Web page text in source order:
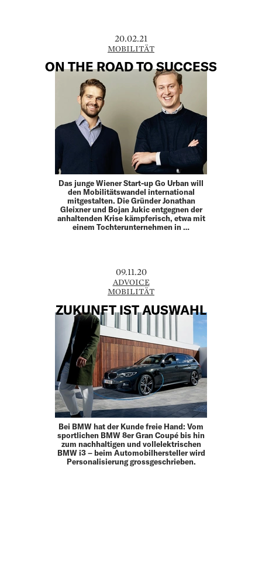
20.02.21
MOBILITÄT
ON THE ROAD TO SUCCESS
Das junge Wiener Start-up Go Urban will
den Mobilitätswandel international
mitgestalten. Die Gründer Jonathan
Gleixner und Bojan Jukic entgegnen der
anhaltenden Krise kämpferisch, etwa mit
einem Tochterunternehmen in …
09.11.20
ADVOICE
MOBILITÄT
ZUKUNFT IST AUSWAHL
Bei BMW hat der Kunde freie Hand: Vom
sportlichen BMW 8er Gran Coupé bis hin
zum nachhaltigen und vollelektrischen
BMW i3 – beim Automobilhersteller wird
Personalisierung grossgeschrieben.